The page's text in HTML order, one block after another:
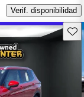
Verif. disponibilidad